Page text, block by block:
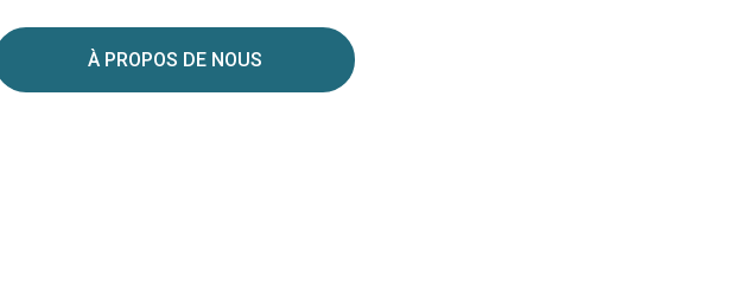
À PROPOS DE NOUS